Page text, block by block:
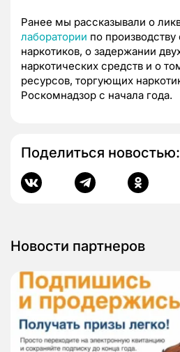
Ранее мы рассказывали о
лаборатории по
наркотиков, о задержании
наркотических средств и о
ресурсов, торгующих
Роскомнадзор с начала года.
Поделиться новостью:
Новости партнеров